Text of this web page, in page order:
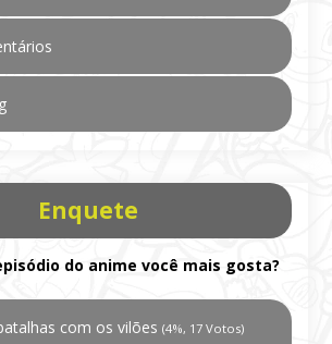
Enquete
do anime você mais gosta?
com os vilões (4%, 17 Votos)